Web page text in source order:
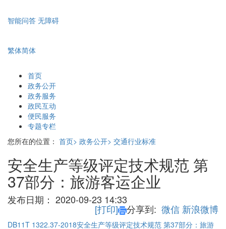
智能问答 无障碍
繁体简体
首页
政务公开
政务服务
政民互动
便民服务
专题专栏
您所在的位置： 首页> 政务公开> 交通行业标准
安全生产等级评定技术规范 第
37部分：旅游客运企业
发布日期： 2020-09-23 14:33
[打印] 分享到: 微信 新浪微博
DB11T 1322.37-2018安全生产等级评定技术规范 第37部分：旅游